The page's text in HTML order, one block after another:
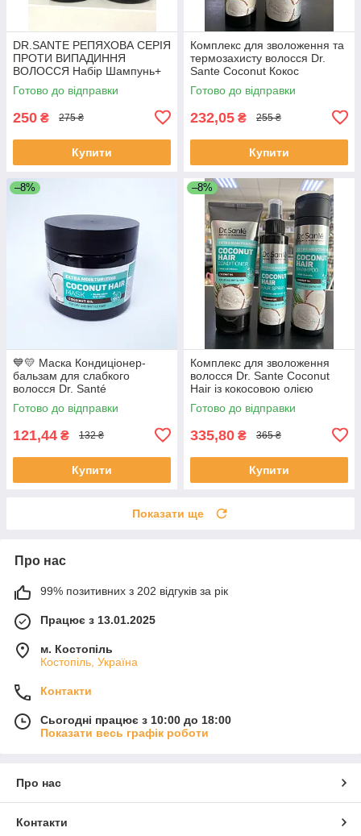
DR.SANTE РЕПЯХОВА СЕРІЯ
ПРОТИ ВИПАДИННЯ
ВОЛОССЯ Набір Шампунь+
Маска Засоби для волосся
Готово до відправки
250 ₴ 275 ₴
Купити
Комплекс для зволоження та
термозахисту волосся Dr.
Sante Coconut Кокос
(Шампунь 250 мл + Спрей
150 мл)
Готово до відправки
232,05 ₴ 255 ₴
Купити
–8%
💙💛 Маска Кондиціонер-
бальзам для слабкого
волосся Dr. Santé
Готово до відправки
121,44 ₴ 132 ₴
Купити
–8%
Комплекс для зволоження
волосся Dr. Sante Coconut
Hair із кокосовою олією
(шампунь + бальзам + спрей)
Готово до відправки
335,80 ₴ 365 ₴
Купити
Показати ще
Про нас
99% позитивних з 202 відгуків за рік
Працює з 13.01.2025
м. Костопіль
Костопіль, Україна
Контакти
Сьогодні працює з 10:00 до 18:00
Показати весь графік роботи
Про нас
Контакти